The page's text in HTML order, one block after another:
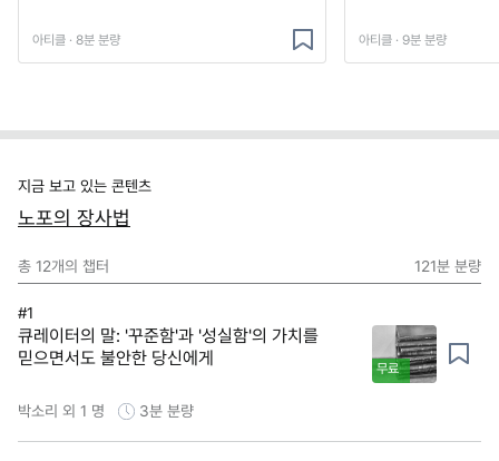
아티클 · 8분 분량 아티클 · 9분 분량
지금 보고 있는 콘텐츠
노포의 장사법
총 12개의 챕터 121분 분량
#1
큐레이터의 말: '꾸준함'과 '성실함'의 가치를
믿으면서도 불안한 당신에게
무료
박소리 외 1 명 3분 분량